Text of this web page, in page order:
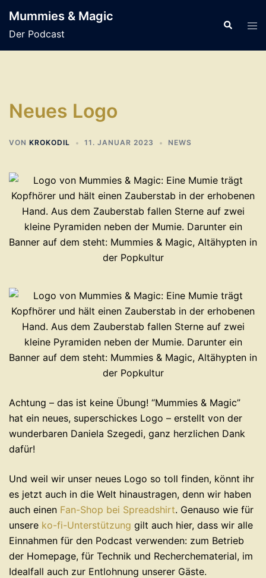
Inhalt
springen
Mummies & Magic
Der Podcast
Suche
Neues Logo
VON KROKODIL 11. JANUAR 2023 NEWS
Achtung – das ist keine Übung! “Mummies & Magic”
hat ein neues, superschickes Logo – erstellt von der
wunderbaren Daniela Szegedi, ganz herzlichen Dank
dafür!
Und weil wir unser neues Logo so toll finden, könnt ihr
es jetzt auch in die Welt hinaustragen, denn wir haben
auch einen Fan-Shop bei Spreadshirt. Genauso wie für
unsere ko-fi-Unterstützung gilt auch hier, dass wir alle
Einnahmen für den Podcast verwenden: zum Betrieb
der Homepage, für Technik und Recherchematerial, im
Idealfall auch zur Entlohnung unserer Gäste.